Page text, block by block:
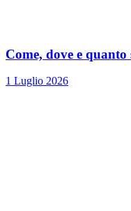
Come, dove e
1 Luglio 2026